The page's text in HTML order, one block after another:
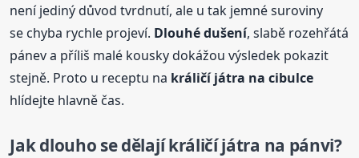
není jediný důvod tvrdnutí, ale u tak jemné suroviny
se chyba rychle projeví. Dlouhé dušení, slabě rozehřátá
pánev a příliš malé kousky dokážou výsledek pokazit
stejně. Proto u receptu na králičí játra na cibulce
hlídejte hlavně čas.
Jak dlouho se dělají králičí játra na pánvi?